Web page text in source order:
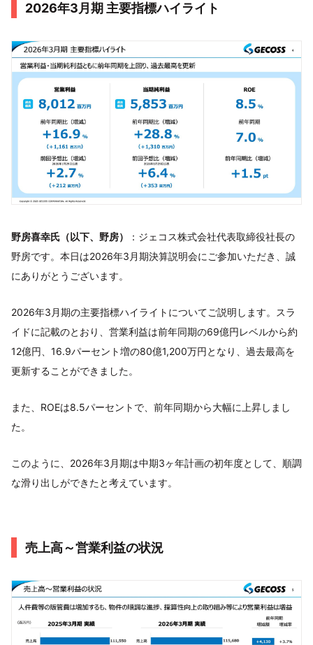
2026年3月期 主要指標ハイライト
野房喜幸氏（以下、野房）
：ジェコス株式会社代表取締役社長の
野房です。本日は2026年3月期決算説明会にご参加いただき、誠
にありがとうございます。
2026年3月期の主要指標ハイライトについてご説明します。スラ
イドに記載のとおり、営業利益は前年同期の69億円レベルから約
12億円、16.9パーセント増の80億1,200万円となり、過去最高を
更新することができました。
また、ROEは8.5パーセントで、前年同期から大幅に上昇しまし
た。
このように、2026年3月期は中期3ヶ年計画の初年度として、順調
な滑り出しができたと考えています。
売上高～営業利益の状況